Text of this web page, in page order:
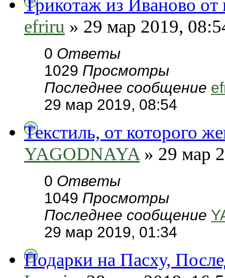
Трикотаж из Иваново
efriru » 29 мар 2019,
0 Ответы
1029 Просмотры
Последнее сообщение
29 мар 2019, 08:54
Текстиль, от которого
YAGODNAYA» 29 мар
0 Ответы
1049 Просмотры
Последнее сообщение
29 мар 2019, 01:34
Подарки на Пасху,